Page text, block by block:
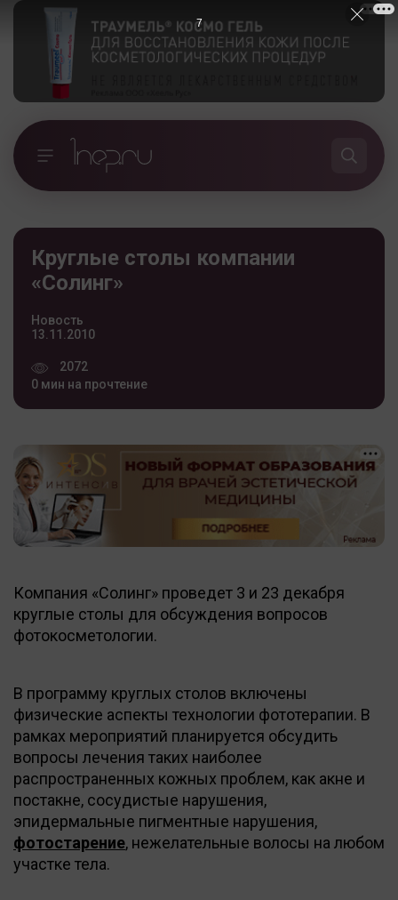
Круглые столы компании
«Солинг»
Новость
13.11.2010
2072
0 мин на прочтение
Компания «Солинг» проведет 3 и 23 декабря
круглые столы для обсуждения вопросов
фотокосметологии.
В программу круглых столов включены
физические аспекты технологии фототерапии. В
рамках мероприятий планируется обсудить
вопросы лечения таких наиболее
распространенных кожных проблем, как акне и
постакне, сосудистые нарушения,
эпидермальные пигментные нарушения,
фотостарение, нежелательные волосы на любом
участке тела.
6